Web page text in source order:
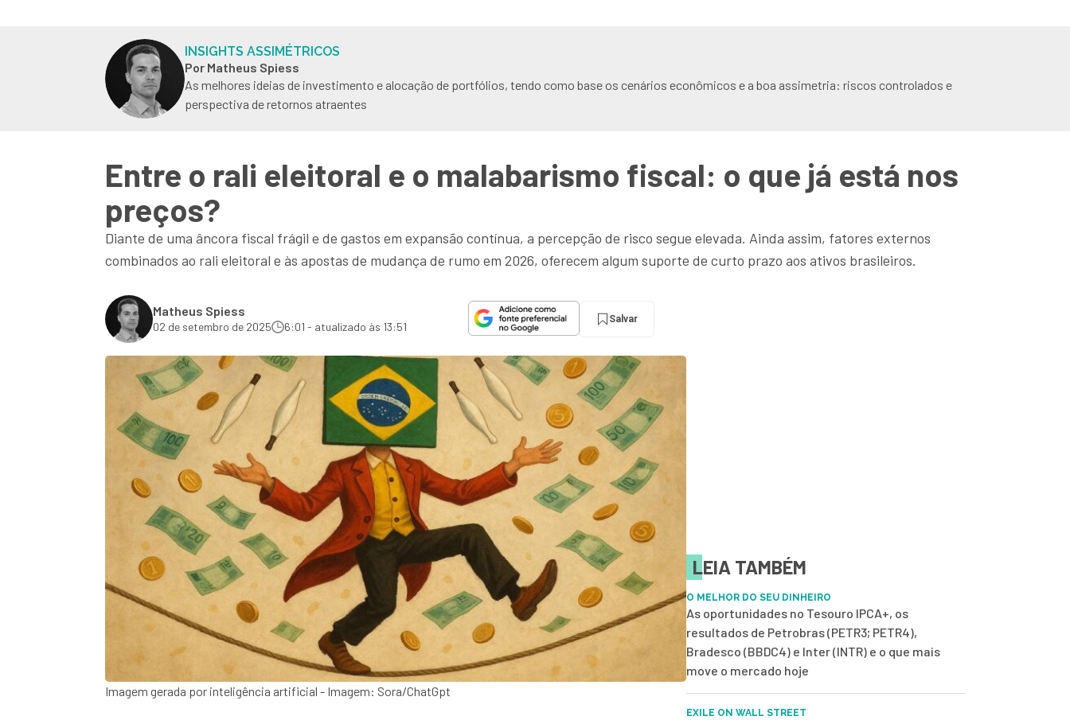
INSIGHTS ASSIMÉTRICOS
Por Matheus Spiess
As melhores ideias de investimento e alocação de portfólios, tendo como base os cenários econômicos e a boa assimetria: riscos controlados e
perspectiva de retornos atraentes
Entre o rali eleitoral e o malabarismo fiscal: o que já está nos
preços?
Diante de uma âncora fiscal frágil e de gastos em expansão contínua, a percepção de risco segue elevada. Ainda assim, fatores externos
combinados ao rali eleitoral e às apostas de mudança de rumo em 2026, oferecem algum suporte de curto prazo aos ativos brasileiros.
Matheus Spiess
02 de setembro de 2025 6:01 - atualizado às 13:51
Salvar
Imagem gerada por inteligência artificial - Imagem: Sora/ChatGpt
LEIA TAMBÉM
O MELHOR DO SEU DINHEIRO
As oportunidades no Tesouro IPCA+, os
resultados de Petrobras (PETR3; PETR4),
Bradesco (BBDC4) e Inter (INTR) e o que mais
move o mercado hoje
EXILE ON WALL STREET